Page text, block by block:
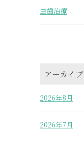
虫歯治療
アーカイブ
2026年8月
2026年7月